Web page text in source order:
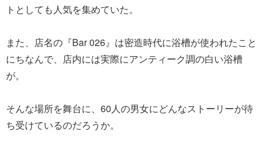
トとしても人気を集めていた。
また、店名の『Bar 026』は密造時代に浴槽が使われたこと
にちなんで、店内には実際にアンティーク調の白い浴槽
が。
そんな場所を舞台に、60人の男女にどんなストーリーが待
ち受けているのだろうか。